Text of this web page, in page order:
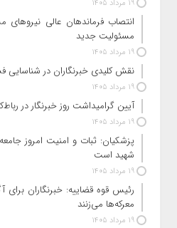
19 مرداد 1405
انتصاب فرماندهان عالی‌ نیروهای
مسئولیت‌ جدید
19 مرداد 1405
نقش کلیدی خبرنگاران در شناسایی
19 مرداد 1405
آیین گرامیداشت روز خبرنگار در
19 مرداد 1405
پزشکیان: ثبات و امنیت امروز
شهید است
19 مرداد 1405
رئیس قوه قضاییه: خبرنگاران
معرکه‌ها می‌زنند
19 مرداد 1405